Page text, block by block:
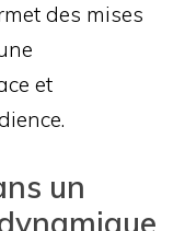
des mises
et
un